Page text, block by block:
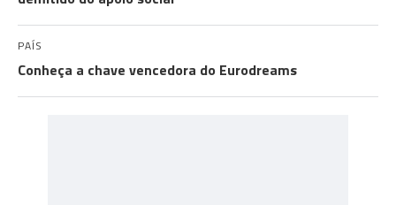
PAÍS
Conheça a chave vencedora do Eurodreams